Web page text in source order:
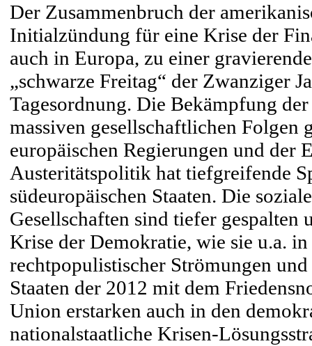
Der Zusammenbruch der
Initialzündung für eine Krise der
auch in Europa, zu einer
„schwarze Freitag“ der Zwanziger
Tagesordnung. Die Bekämpfung
massiven gesellschaftlichen
europäischen Regierungen und der
Austeritätspolitik hat tiefgreifende
südeuropäischen Staaten. Die
Gesellschaften sind tiefer
Krise der Demokratie, wie sie u.a.
rechtpopulistischer Strömungen
Staaten der 2012 mit dem
Union erstarken auch in den
nationalstaatliche Krisen-